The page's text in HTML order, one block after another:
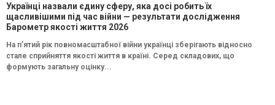
Українці назвали єдину сферу, яка досі робить їх
щасливішими під час війни — результати дослідження
Барометр якості життя 2026
На п’ятий рік повномасштабної війни українці зберігають відносно
стале сприйняття якості життя в країні. Серед складових, що
формують загальну оцінку...